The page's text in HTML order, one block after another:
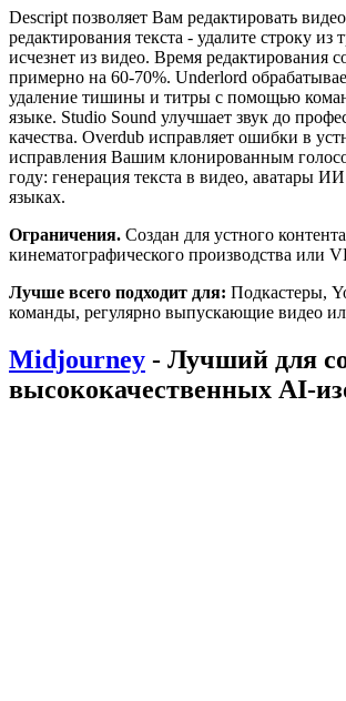
Descript позволяет Вам редактировать
редактирования текста - удалите строку из
исчезнет из видео. Время редактирования
примерно на 60-70%. Underlord
удаление тишины и титры с помощью
языке. Studio Sound улучшает звук до
качества. Overdub исправляет ошибки в
исправления Вашим клонированным
году: генерация текста в видео, аватары
языках.
Ограничения. Создан для устного
кинематографического производства или
Лучше всего подходит для: Подкастеры,
команды, регулярно выпускающие видео
Midjourney - Лучший для
высококачественных AI-